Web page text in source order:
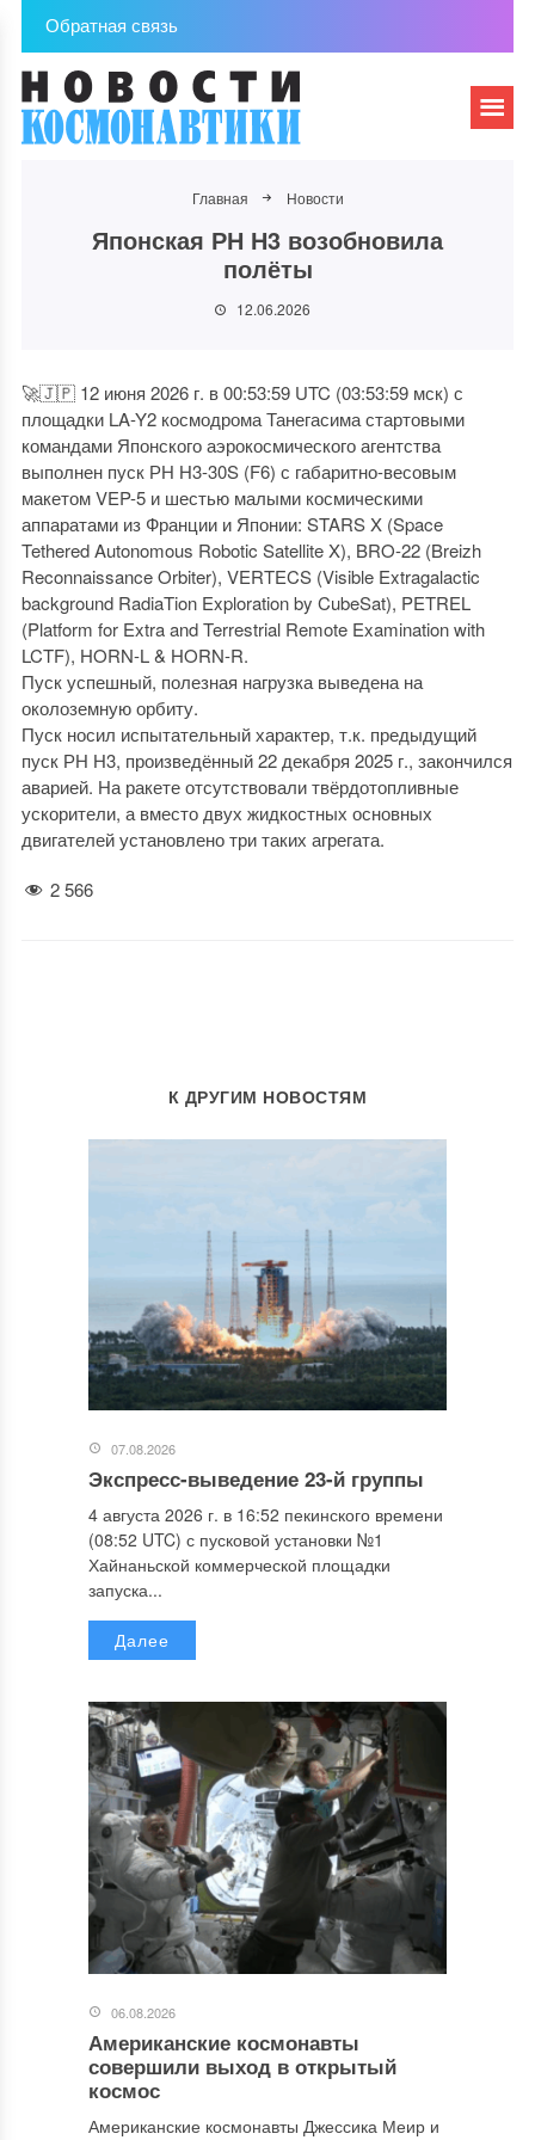
Обратная связь
Главная Новости
Японская РН Н3 возобновила
полёты
12.06.2026
🚀🇯🇵 12 июня 2026 г. в 00:53:59 UTC (03:53:59 мск) с
площадки LA-Y2 космодрома Танегасима стартовыми
командами Японского аэрокосмического агентства
выполнен пуск РН Н3-30S (F6) с габаритно-весовым
макетом VEP-5 и шестью малыми космическими
аппаратами из Франции и Японии: STARS X (Space
Tethered Autonomous Robotic Satellite X), BRO-22 (Breizh
Reconnaissance Orbiter), VERTECS (Visible Extragalactic
background RadiaTion Exploration by CubeSat), PETREL
(Platform for Extra and Terrestrial Remote Examination with
LCTF), HORN-L & HORN-R.
Пуск успешный, полезная нагрузка выведена на
околоземную орбиту.
Пуск носил испытательный характер, т.к. предыдущий
пуск РН Н3, произведённый 22 декабря 2025 г., закончился
аварией. На ракете отсутствовали твёрдотопливные
ускорители, а вместо двух жидкостных основных
двигателей установлено три таких агрегата.
2 566
К ДРУГИМ НОВОСТЯМ
07.08.2026
Экспресс-выведение 23-й группы
4 августа 2026 г. в 16:52 пекинского времени
(08:52 UTC) с пусковой установки №1
Хайнаньской коммерческой площадки
запуска...
Далее
06.08.2026
Американские космонавты
совершили выход в открытый
космос
Американские космонавты Джессика Меир и